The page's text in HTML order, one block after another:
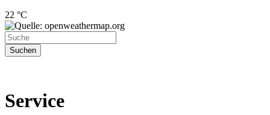
22 °C
Suchen
Service